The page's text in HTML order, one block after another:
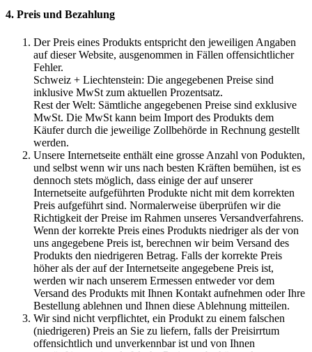
4. Preis und Bezahlung
Der Preis eines Produkts entspricht den jeweiligen Angaben
auf dieser Website, ausgenommen in Fällen offensichtlicher
Fehler.
Schweiz + Liechtenstein: Die angegebenen Preise sind
inklusive MwSt zum aktuellen Prozentsatz.
Rest der Welt: Sämtliche angegebenen Preise sind exklusive
MwSt. Die MwSt kann beim Import des Produkts dem
Käufer durch die jeweilige Zollbehörde in Rechnung gestellt
werden.
Unsere Internetseite enthält eine grosse Anzahl von Podukten,
und selbst wenn wir uns nach besten Kräften bemühen, ist es
dennoch stets möglich, dass einige der auf unserer
Internetseite aufgeführten Produkte nicht mit dem korrekten
Preis aufgeführt sind. Normalerweise überprüfen wir die
Richtigkeit der Preise im Rahmen unseres Versandverfahrens.
Wenn der korrekte Preis eines Produkts niedriger als der von
uns angegebene Preis ist, berechnen wir beim Versand des
Produkts den niedrigeren Betrag. Falls der korrekte Preis
höher als der auf der Internetseite angegebene Preis ist,
werden wir nach unserem Ermessen entweder vor dem
Versand des Produkts mit Ihnen Kontakt aufnehmen oder Ihre
Bestellung ablehnen und Ihnen diese Ablehnung mitteilen.
Wir sind nicht verpflichtet, ein Produkt zu einem falschen
(niedrigeren) Preis an Sie zu liefern, falls der Preisirrtum
offensichtlich und unverkennbar ist und von Ihnen